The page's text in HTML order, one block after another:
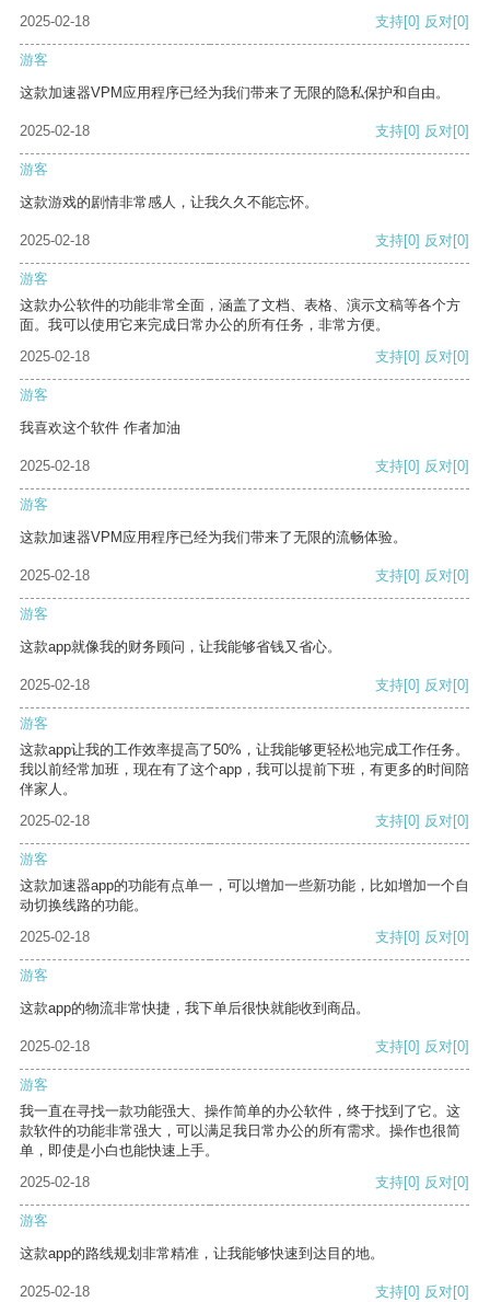
2025-02-18
支持[0] 反对[0]
游客
这款加速器VPM应用程序已经为我们带来了无限的隐私保护和自由。
2025-02-18 支持[0] 反对[0]
游客
这款游戏的剧情非常感人，让我久久不能忘怀。
2025-02-18 支持[0] 反对[0]
游客
这款办公软件的功能非常全面，涵盖了文档、表格、演示文稿等各个方
面。我可以使用它来完成日常办公的所有任务，非常方便。
2025-02-18
支持[0] 反对[0]
游客
我喜欢这个软件 作者加油
2025-02-18 支持[0] 反对[0]
游客
这款加速器VPM应用程序已经为我们带来了无限的流畅体验。
2025-02-18 支持[0] 反对[0]
游客
这款app就像我的财务顾问，让我能够省钱又省心。
2025-02-18 支持[0] 反对[0]
游客
这款app让我的工作效率提高了50%，让我能够更轻松地完成工作任务。
我以前经常加班，现在有了这个app，我可以提前下班，有更多的时间陪
伴家人。
2025-02-18
支持[0] 反对[0]
游客
这款加速器app的功能有点单一，可以增加一些新功能，比如增加一个自
动切换线路的功能。
2025-02-18
支持[0] 反对[0]
游客
这款app的物流非常快捷，我下单后很快就能收到商品。
2025-02-18 支持[0] 反对[0]
游客
我一直在寻找一款功能强大、操作简单的办公软件，终于找到了它。这
款软件的功能非常强大，可以满足我日常办公的所有需求。操作也很简
单，即使是小白也能快速上手。
2025-02-18
支持[0] 反对[0]
游客
这款app的路线规划非常精准，让我能够快速到达目的地。
2025-02-18 支持[0] 反对[0]